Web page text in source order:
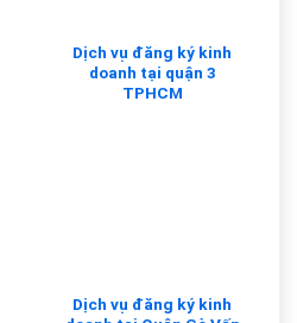
Dịch vụ đăng ký kinh
doanh tại quận 3
TPHCM
Dịch vụ đăng ký kinh